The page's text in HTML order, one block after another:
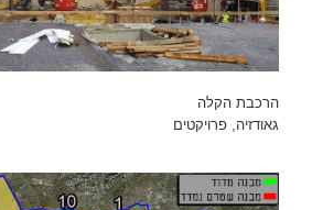
הרכבת הקלה
גאודזיה, פרויקטים